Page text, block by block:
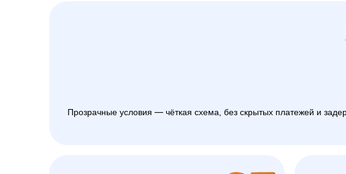
Прозрачные условия — чёткая схема, без скрытых платежей и